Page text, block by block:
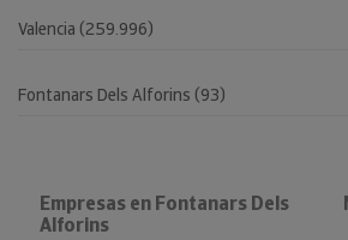
Empresas en Fontanars Dels
Alforins